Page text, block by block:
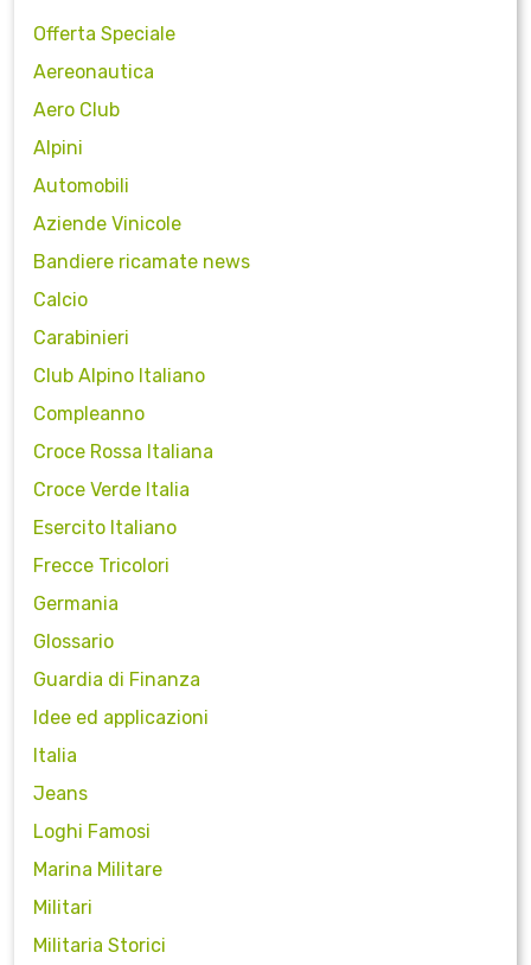
Offerta Speciale
Aereonautica
Aero Club
Alpini
Automobili
Aziende Vinicole
Bandiere ricamate news
Calcio
Carabinieri
Club Alpino Italiano
Compleanno
Croce Rossa Italiana
Croce Verde Italia
Esercito Italiano
Frecce Tricolori
Germania
Glossario
Guardia di Finanza
Idee ed applicazioni
Italia
Jeans
Loghi Famosi
Marina Militare
Militari
Militaria Storici